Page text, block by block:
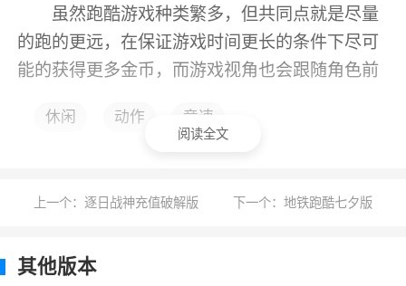
虽然跑酷游戏种类繁多，但共同点就是尽量
的跑的更远，在保证游戏时间更长的条件下尽可
能的获得更多金币，而游戏视角也会跟随角色前
游戏开始后，可通过手指的左右滑动来改变
滚动。虽然这些操作都是游戏的基本操作，但在
休闲 动作 竞速
阅读全文
上一个：逐日战神充值破解版 下一个：地铁跑酷七夕版
其他版本